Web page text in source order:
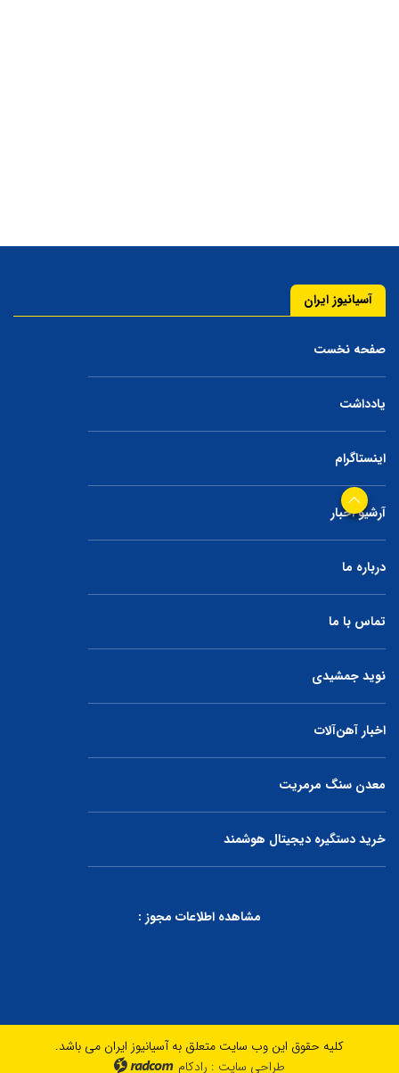
آسیانیوز ایران
صفحه نخست
یادداشت
اینستاگرام
آرشیو اخبار
درباره ما
تماس با ما
نوید جمشیدی
اخبار آهن‌آلات
معدن سنگ مرمریت
خرید دستگیره دیجیتال هوشمند
مشاهده اطلاعات مجوز :
کلیه حقوق این وب سایت متعلق به آسیانیوز ایران می باشد.
طراحی سایت : رادکام radcom